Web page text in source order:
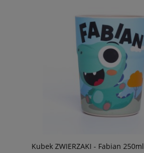
Kubek ZWIERZAKI - Fabian 250ml